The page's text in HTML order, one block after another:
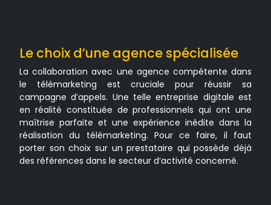
Le choix d’une agence spécialisée
La collaboration avec une agence compétente dans
le télémarketing est cruciale pour réussir sa
campagne d’appels. Une telle entreprise digitale est
en réalité constituée de professionnels qui ont une
maîtrise parfaite et une expérience inédite dans la
réalisation du télémarketing. Pour ce faire, il faut
porter son choix sur un prestataire qui possède déjà
des références dans le secteur d’activité concerné.